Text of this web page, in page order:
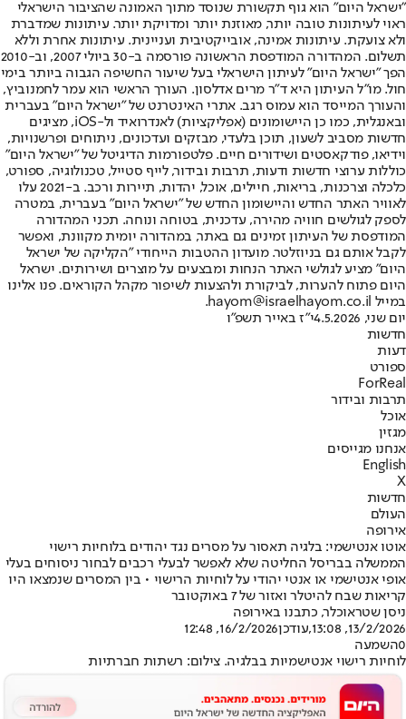
"ישראל היום" הוא גוף תקשורת שנוסד מתוך האמונה שהציבור הישראלי
ראוי לעיתונות טובה יותר, מאוזנת יותר ומדויקת יותר. עיתונות שמדברת
ולא צועקת. עיתונות אמינה, אובייקטיבית ועניינית. עיתונות אחרת וללא
תשלום. המהדורה המודפסת הראשונה פורסמה ב-30 ביולי 2007, וב-2010
הפך "ישראל היום" לעיתון הישראלי בעל שיעור החשיפה הגבוה ביותר בימי
חול. מו"ל העיתון היא ד"ר מרים אדלסון. העורך הראשי הוא עמר לחמנוביץ,
והעורך המייסד הוא עמוס רגב. אתרי האינטרנט של "ישראל היום" בעברית
ובאנגלית, כמו כן היישומונים (אפליקציות) לאנדרואיד ול-iOS, מציגים
חדשות מסביב לשעון, תוכן בלעדי, מבזקים ועדכונים, ניתוחים ופרשנויות,
וידיאו, פודקאסטים ושידורים חיים. פלטפורמות הדיגיטל של "ישראל היום"
כוללות ערוצי חדשות ודעות, תרבות ובידור, לייף סטייל, טכנולוגיה, ספורט,
כלכלה וצרכנות, בריאות, חיילים, אוכל, יהדות, תיירות ורכב. ב-2021 עלו
לאוויר האתר החדש והיישומון החדש של "ישראל היום" בעברית, במטרה
לספק לגולשים חוויה מהירה, עדכנית, בטוחה ונוחה. תכני המהדורה
המודפסת של העיתון זמינים גם באתר, במהדורה יומית מקוונת, ואפשר
לקבל אותם גם בניוזלטר. מועדון ההטבות הייחודי "הקליקה של ישראל
היום" מציע לגולשי האתר הנחות ומבצעים על מוצרים ושירותים. ישראל
היום פתוח להערות, לביקורת ולהצעות לשיפור מקהל הקוראים. פנו אלינו
במייל hayom@israelhayom.co.il.
יום שני, 4.5.2026
י"ז באייר תשפ"ו
חדשות
דעות
ספורט
ForReal
תרבות ובידור
אוכל
מגזין
אנחנו מגייסים
English
X
חדשות
העולם
אירופה
אוטו אנטישמי: בלגיה תאסור על מסרים נגד יהודים בלוחיות רישוי
הממשלה בבריסל החליטה שלא לאפשר לבעלי רכבים לבחור ניסוחים בעלי
אופי אנטישמי או אנטי יהודי על לוחיות הרישוי • בין המסרים שנמצאו היו
קריאות שבח להיטלר ואזור של 7 באוקטובר
ניסן שטראוכלר, כתבנו באירופה
13/2/2026, 13:08
,עודכן16/2/2026, 12:48
0השמעה
לוחיות רישוי אנטישמיות בבלגיה. צילום: רשתות חברתיות